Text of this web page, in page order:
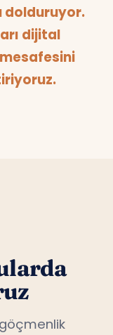
dolduruyor.
dijital
göçmenlik